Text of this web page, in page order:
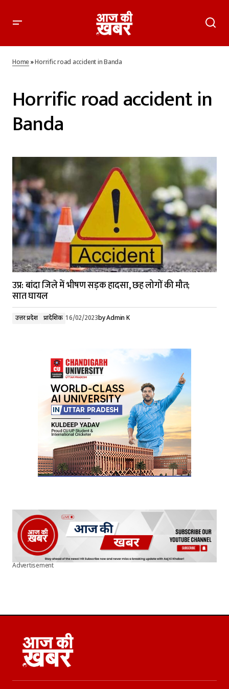
Home»Horrific road accident in Banda
Horrific road accident in
Banda
उप्र: बांदा जिले में भीषण सड़क हादसा, छह लोगों की मौत;
सात घायल
उत्तर प्रदेश प्रादेशिक 16/02/2023byAdmin K
Advertisement